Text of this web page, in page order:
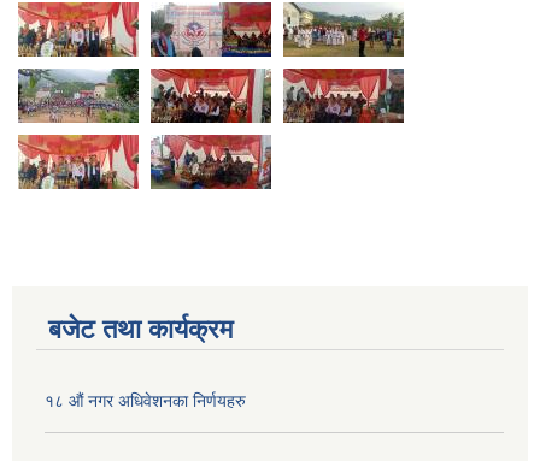
बजेट तथा कार्यक्रम
१८ औं नगर अधिवेशनका निर्णयहरु